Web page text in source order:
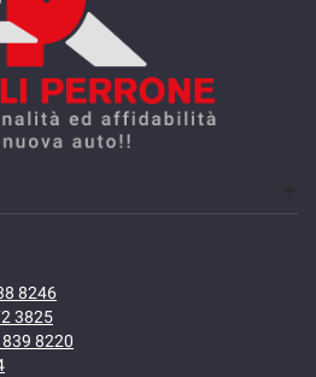
8246
3825
8220